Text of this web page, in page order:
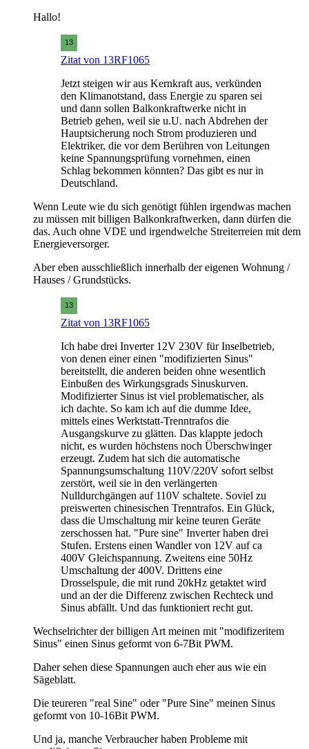
Hallo!
Zitat von 13RF1065
Jetzt steigen wir aus Kernkraft aus, verkünden
den Klimanotstand, dass Energie zu sparen sei
und dann sollen Balkonkraftwerke nicht in
Betrieb gehen, weil sie u.U. nach Abdrehen der
Hauptsicherung noch Strom produzieren und
Elektriker, die vor dem Berühren von Leitungen
keine Spannungsprüfung vornehmen, einen
Schlag bekommen könnten? Das gibt es nur in
Deutschland.
Wenn Leute wie du sich genötigt fühlen irgendwas machen
zu müssen mit billigen Balkonkraftwerken, dann dürfen die
das. Auch ohne VDE und irgendwelche Streiterreien mit dem
Energieversorger.
Aber eben ausschließlich innerhalb der eigenen Wohnung /
Hauses / Grundstücks.
Zitat von 13RF1065
Ich habe drei Inverter 12V 230V für Inselbetrieb,
von denen einer einen "modifizierten Sinus"
bereitstellt, die anderen beiden ohne wesentlich
Einbußen des Wirkungsgrads Sinuskurven.
Modifizierter Sinus ist viel problematischer, als
ich dachte. So kam ich auf die dumme Idee,
mittels eines Werktstatt-Trenntrafos die
Ausgangskurve zu glätten. Das klappte jedoch
nicht, es wurden höchstens noch Überschwinger
erzeugt. Zudem hat sich die automatische
Spannungsumschaltung 110V/220V sofort selbst
zerstört, weil sie in den verlängerten
Nulldurchgängen auf 110V schaltete. Soviel zu
preiswerten chinesischen Trenntrafos. Ein Glück,
dass die Umschaltung mir keine teuren Geräte
zerschossen hat. "Pure sine" Inverter haben drei
Stufen. Erstens einen Wandler von 12V auf ca
400V Gleichspannung. Zweitens eine 50Hz
Umschaltung der 400V. Drittens eine
Drosselspule, die mit rund 20kHz getaktet wird
und an der die Differenz zwischen Rechteck und
Sinus abfällt. Und das funktioniert recht gut.
Wechselrichter der billigen Art meinen mit "modifizeritem
Sinus" einen Sinus geformt von 6-7Bit PWM.
Daher sehen diese Spannungen auch eher aus wie ein
Sägeblatt.
Die teureren "real Sine" oder "Pure Sine" meinen Sinus
geformt von 10-16Bit PWM.
Und ja, manche Verbraucher haben Probleme mit